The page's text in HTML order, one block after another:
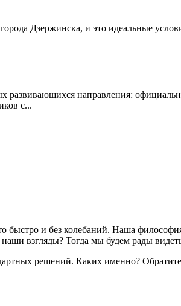
Дзержинска, и это идеальные
направления:
с...
быстро и без колебаний. Наша
взгляды? Тогда мы будем рады
решений. Каких именно?